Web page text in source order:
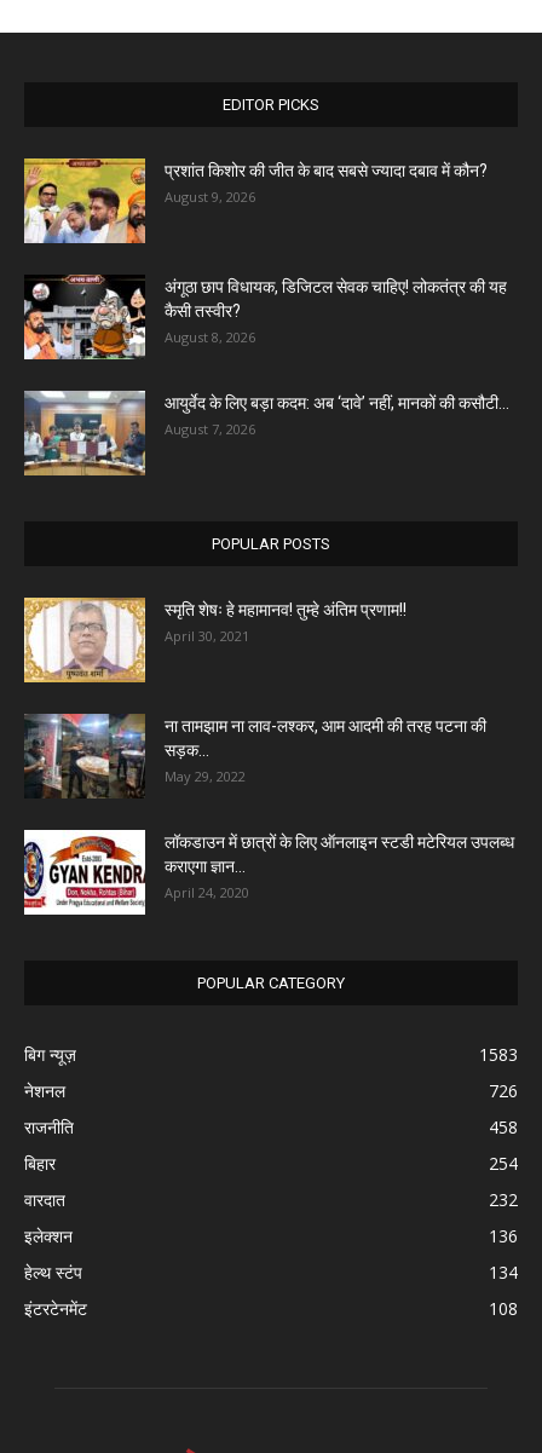
EDITOR PICKS
प्रशांत किशोर की जीत के बाद सबसे ज्यादा दबाव में कौन?
August 9, 2026
अंगूठा छाप विधायक, डिजिटल सेवक चाहिए! लोकतंत्र की यह
कैसी तस्वीर?
August 8, 2026
आयुर्वेद के लिए बड़ा कदम: अब ‘दावे’ नहीं, मानकों की कसौटी...
August 7, 2026
POPULAR POSTS
स्मृति शेषः हे महामानव! तुम्हे अंतिम प्रणाम!!
April 30, 2021
ना तामझाम ना लाव-लश्कर, आम आदमी की तरह पटना की
सड़क...
May 29, 2022
लॉकडाउन में छात्रों के लिए ऑनलाइन स्टडी मटेरियल उपलब्ध
कराएगा ज्ञान...
April 24, 2020
POPULAR CATEGORY
बिग न्यूज़
1583
नेशनल
726
राजनीति
458
बिहार
254
वारदात
232
इलेक्शन
136
हेल्थ स्टंप
134
इंटरटेनमेंट
108